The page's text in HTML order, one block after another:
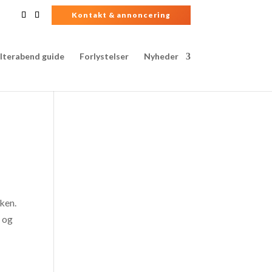
Kontakt & annoncering
guide Forlystelser Nyheder
og